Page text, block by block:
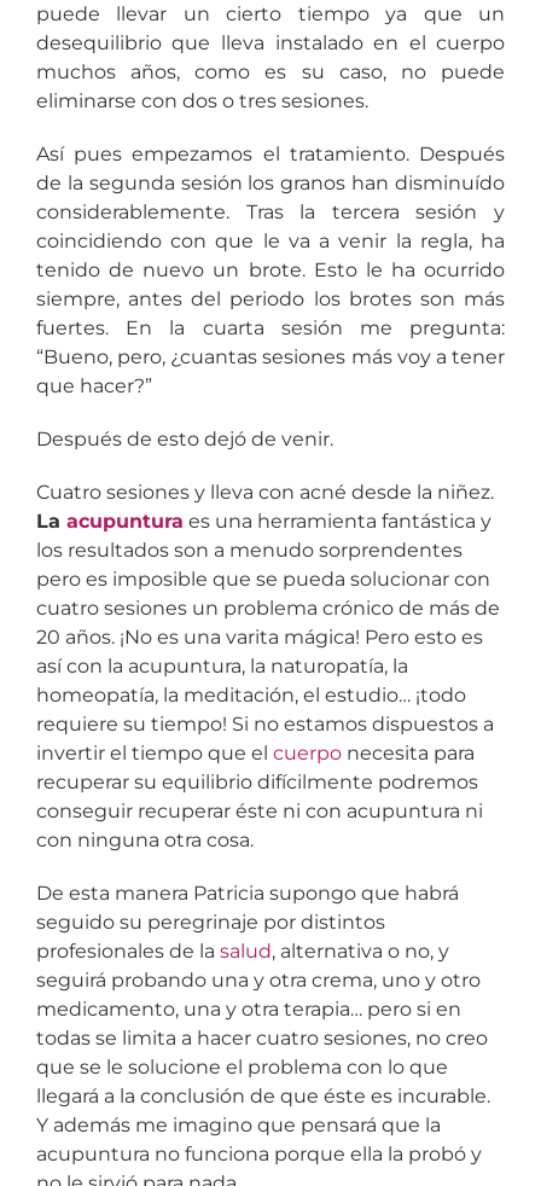
puede llevar un cierto tiempo ya que un
desequilibrio que lleva instalado en el cuerpo
muchos años, como es su caso, no puede
eliminarse con dos o tres sesiones.
Así pues empezamos el tratamiento. Después
de la segunda sesión los granos han disminuído
considerablemente. Tras la tercera sesión y
coincidiendo con que le va a venir la regla, ha
tenido de nuevo un brote. Esto le ha ocurrido
siempre, antes del periodo los brotes son más
fuertes. En la cuarta sesión me pregunta:
“Bueno, pero, ¿cuantas sesiones más voy a tener
que hacer?”
Después de esto dejó de venir.
Cuatro sesiones y lleva con acné desde la niñez.
La acupuntura es una herramienta fantástica y
los resultados son a menudo sorprendentes
pero es imposible que se pueda solucionar con
cuatro sesiones un problema crónico de más de
20 años. ¡No es una varita mágica! Pero esto es
así con la acupuntura, la naturopatía, la
homeopatía, la meditación, el estudio… ¡todo
requiere su tiempo! Si no estamos dispuestos a
invertir el tiempo que el cuerponecesita para
recuperar su equilibrio difícilmente podremos
conseguir recuperar éste ni con acupuntura ni
con ninguna otra cosa.
De esta manera Patricia supongo que habrá
seguido su peregrinaje por distintos
profesionales de la salud, alternativa o no, y
seguirá probando una y otra crema, uno y otro
medicamento, una y otra terapia… pero si en
todas se limita a hacer cuatro sesiones, no creo
que se le solucione el problema con lo que
llegará a la conclusión de que éste es incurable.
Y además me imagino que pensará que la
acupuntura no funciona porque ella la probó y